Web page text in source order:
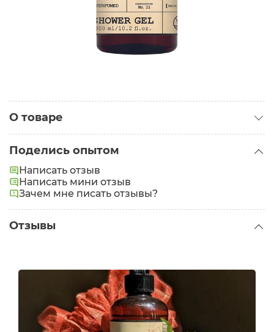
О товаре
Поделись опытом
Написать отзыв
Написать мини отзыв
Зачем мне писать отзывы?
Отзывы